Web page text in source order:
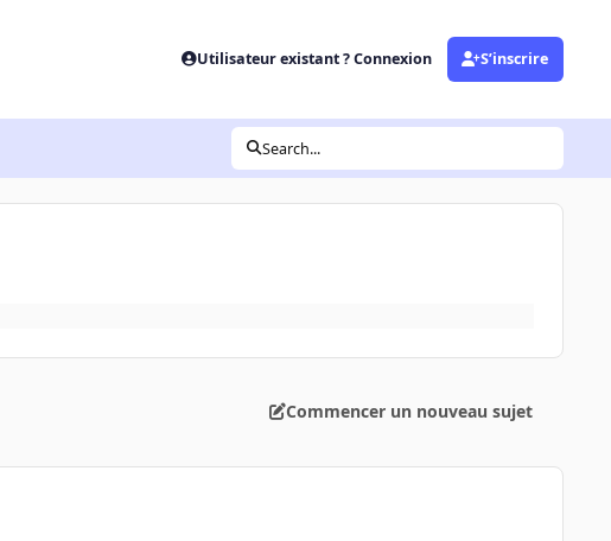
Utilisateur existant ? Connexion S’inscrire
Search...
Commencer un nouveau sujet